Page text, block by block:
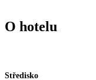
O hotelu
Středisko